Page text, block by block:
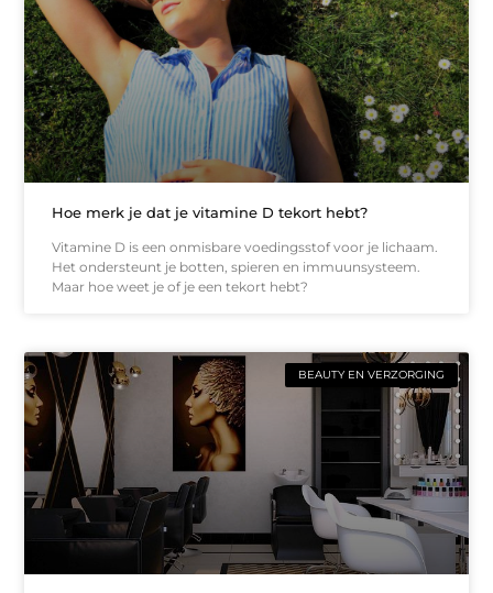
Hoe merk je dat je vitamine D tekort hebt?
Vitamine D is een onmisbare voedingsstof voor je lichaam.
Het ondersteunt je botten, spieren en immuunsysteem.
Maar hoe weet je of je een tekort hebt?
BEAUTY EN VERZORGING